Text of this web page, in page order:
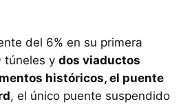
del 6% en su primera
túneles y dos viaductos
históricos, el puente
, el único puente suspendido